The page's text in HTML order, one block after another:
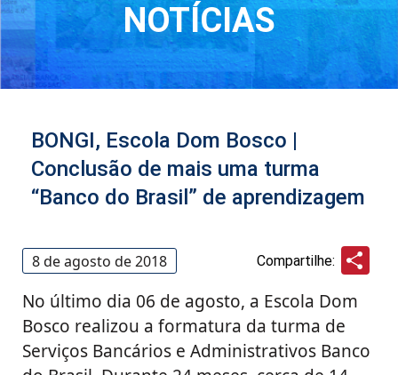
NOTÍCIAS
BONGI, Escola Dom Bosco |
Conclusão de mais uma turma
“Banco do Brasil” de aprendizagem
8 de agosto de 2018 Compartilhe:
No último dia 06 de agosto, a Escola Dom
Bosco realizou a formatura da turma de
Serviços Bancários e Administrativos Banco